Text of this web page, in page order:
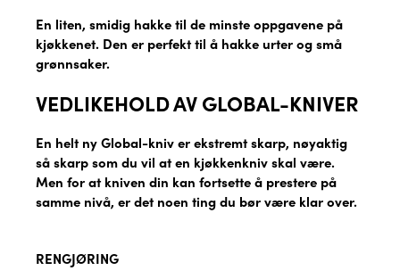
En liten, smidig hakke til de minste oppgavene på
kjøkkenet. Den er perfekt til å hakke urter og små
grønnsaker.
VEDLIKEHOLD AV GLOBAL-KNIVER
En helt ny Global-kniv er ekstremt skarp, nøyaktig
så skarp som du vil at en kjøkkenkniv skal være.
Men for at kniven din kan fortsette å prestere på
samme nivå, er det noen ting du bør være klar over.
RENGJØRING